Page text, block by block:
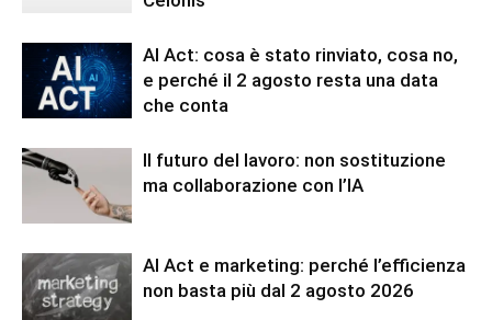
AI Act: cosa è stato rinviato, cosa no,
e perché il 2 agosto resta una data
che conta
Il futuro del lavoro: non sostituzione
ma collaborazione con l’IA
AI Act e marketing: perché l’efficienza
non basta più dal 2 agosto 2026